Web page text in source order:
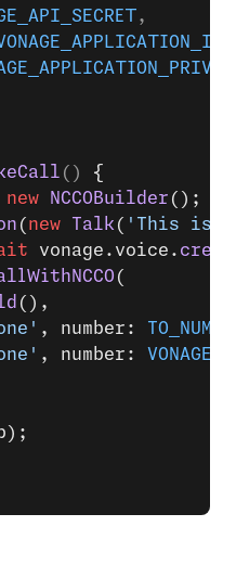
,
() {
new NCCOBuilder ();
( new Talk ( 'This is a
vonage.voice.
(
(),
, number:
, number: